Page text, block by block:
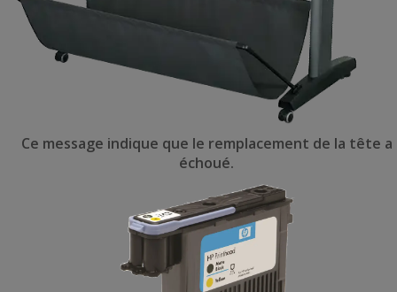
Ce message indique que le remplacement de la tête a
échoué.